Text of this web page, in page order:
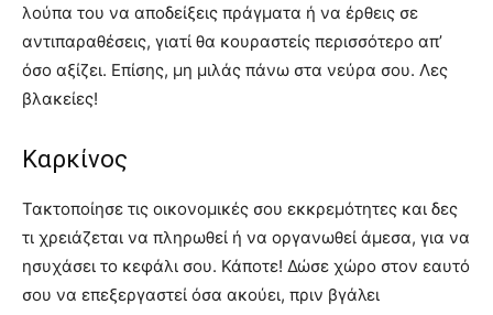
λούπα του να αποδείξεις πράγματα ή να έρθεις σε
αντιπαραθέσεις, γιατί θα κουραστείς περισσότερο απ’
όσο αξίζει. Επίσης, μη μιλάς πάνω στα νεύρα σου. Λες
βλακείες!
Καρκίνος
Τακτοποίησε τις οικονομικές σου εκκρεμότητες και δες
τι χρειάζεται να πληρωθεί ή να οργανωθεί άμεσα, για να
ησυχάσει το κεφάλι σου. Κάποτε! Δώσε χώρο στον εαυτό
σου να επεξεργαστεί όσα ακούει, πριν βγάλει